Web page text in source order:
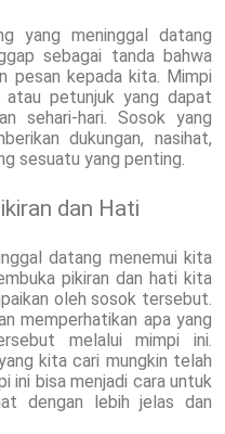
yang meninggal datang
sebagai tanda bahwa
pesan kepada kita. Mimpi
atau petunjuk yang dapat
sehari-hari. Sosok yang
dukungan, nasihat,
sesuatu yang penting.
dan Hati
datang menemui kita
pikiran dan hati kita
oleh sosok tersebut.
memperhatikan apa yang
melalui mimpi ini.
kita cari mungkin telah
ini bisa menjadi cara untuk
dengan lebih jelas dan